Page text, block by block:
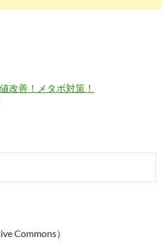
改善！メタボ対策！
Commons）